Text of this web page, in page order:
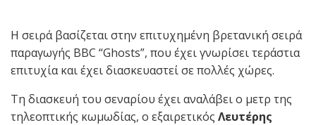
Η σειρά βασίζεται στην επιτυχημένη βρετανική σειρά
παραγωγής BBC “Ghosts”, που έχει γνωρίσει τεράστια
επιτυχία και έχει διασκευαστεί σε πολλές χώρες.
Τη διασκευή του σεναρίου έχει αναλάβει ο μετρ της
τηλεοπτικής κωμωδίας, ο εξαιρετικός Λευτέρης